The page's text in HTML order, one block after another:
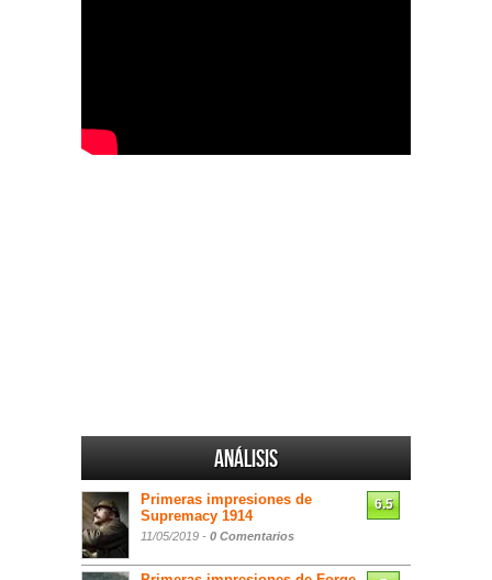
Análisis
Primeras impresiones de
Supremacy 1914
11/05/2019 - 0 Comentarios
6.5